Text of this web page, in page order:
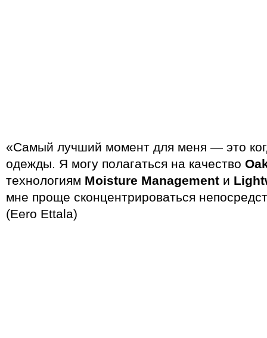
«Самый лучший момент для меня — это
одежды. Я могу полагаться на качество
технологиям Moisture Management и
мне проще сконцентрироваться
(Eero Ettala)